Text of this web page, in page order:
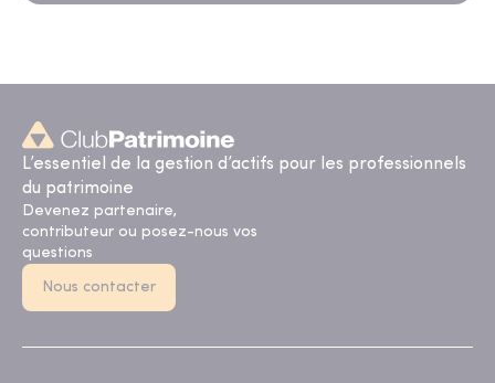
L’essentiel de la gestion d’actifs pour les professionnels
du patrimoine
Devenez partenaire,
contributeur ou posez-nous vos
questions
Nous contacter